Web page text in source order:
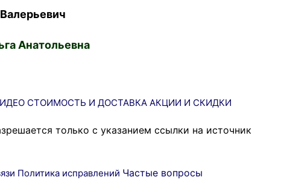
Анатольевна
СТОИМОСТЬ И ДОСТАВКА АКЦИИ И СКИДКИ
только с указанием ссылки на источник
Политика исправлений Частые вопросы